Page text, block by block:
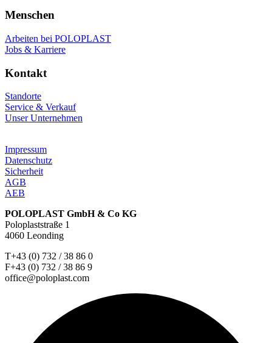
Menschen
Arbeiten bei POLOPLAST
Jobs & Karriere
Kontakt
Standorte
Service & Verkauf
Unser Unternehmen
Impressum
Datenschutz
Sicherheit
AGB
AEB
POLOPLAST GmbH & Co KG
Poloplaststraße 1
4060 Leonding
T+43 (0) 732 / 38 86 0
F+43 (0) 732 / 38 86 9
office@poloplast.com